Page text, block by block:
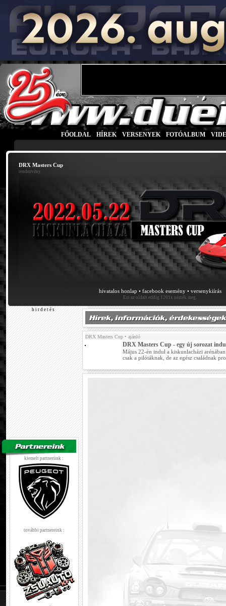
FŐOLDAL HÍREK VERSENYEK FOTÓALBUM
DRX Masters Cup
rendezvény
hivatalos honlap • facebook esemény • versenykiírás
Ezt az oldalt eddig 1201x nézték meg.
h i r d e t é s
kiemelt partnerünk :
további partnereink :
DRX Masters Cup • ajánló
DRX Masters Cup - egy új sorozat
Május 22-én indul a kiskunlacházi
csak a pilótáknak, de az egész családnak